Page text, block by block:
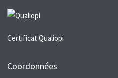
Certificat Qualiopi
Coordonnées